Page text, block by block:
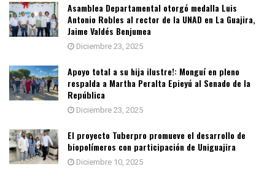
Asamblea Departamental otorgó medalla Luis
Antonio Robles al rector de la UNAD en La Guajira,
Jaime Valdés Benjumea
Diciembre 23, 2025
Apoyo total a su hija ilustre!: Monguí en pleno
respalda a Martha Peralta Epieyú al Senado de la
República
Diciembre 23, 2025
El proyecto Tuberpro promueve el desarrollo de
biopolímeros con participación de Uniguajira
Diciembre 10, 2025